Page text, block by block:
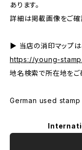
あります。
詳細は掲載画像をご確
▶ 当店の消印マップは
https://young-
地名検索で所在地をご
German used